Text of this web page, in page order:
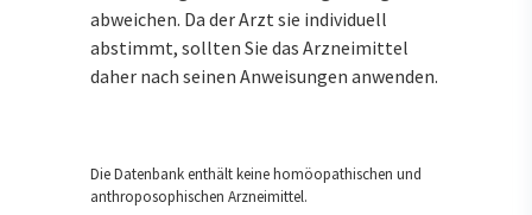
abweichen. Da der Arzt sie individuell
abstimmt, sollten Sie das Arzneimittel
daher nach seinen Anweisungen anwenden.
Die Datenbank enthält keine homöopathischen und
anthroposophischen Arzneimittel.